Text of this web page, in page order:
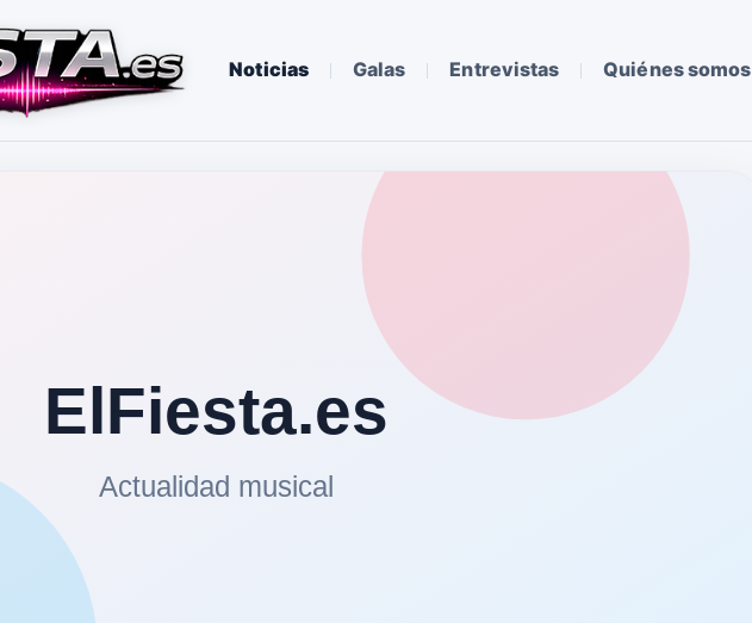
Noticias Galas Entrevistas Quiénes somos